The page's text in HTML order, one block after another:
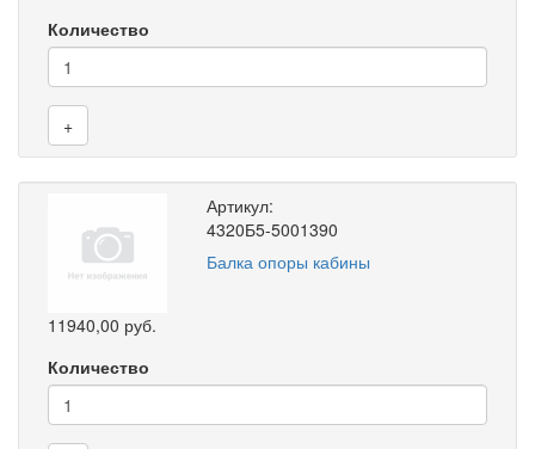
Количество
+
Артикул:
4320Б5-5001390
Балка опоры кабины
11940,00 руб.
Количество